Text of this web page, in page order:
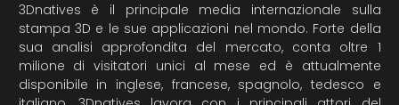
3Dnatives è il principale media internazionale sulla
stampa 3D e le sue applicazioni nel mondo. Forte della
sua analisi approfondita del mercato, conta oltre 1
milione di visitatori unici al mese ed è attualmente
disponibile in inglese, francese, spagnolo, tedesco e